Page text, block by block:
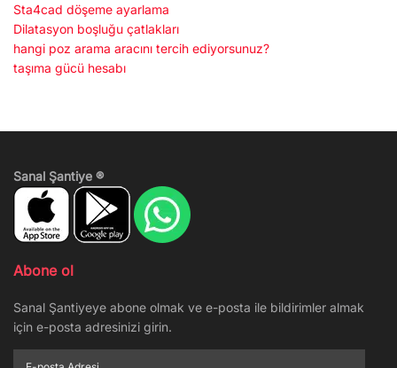
Sta4cad döşeme ayarlama
Dilatasyon boşluğu çatlakları
hangi poz arama aracını tercih ediyorsunuz?
taşıma gücü hesabı
Sanal Şantiye ®
Abone ol
Sanal Şantiyeye abone olmak ve e-posta ile bildirimler almak
için e-posta adresinizi girin.